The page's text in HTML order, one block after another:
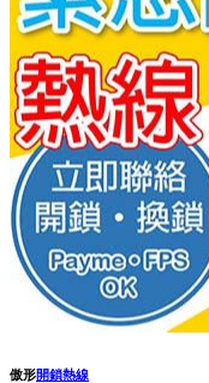
傲形開鎖熱線